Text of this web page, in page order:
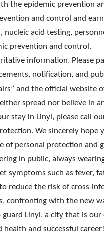
the epidemic prevention
and control and
nucleic acid testing,
prevention and control.
information. Please
notification, and
and the official website
spread nor believe in
stay in Linyi, please call
We sincerely
of personal protection
in public, always
symptoms such as fever,
reduce the risk of cross-
confronting with the new
guard Linyi, a city that is our
health and successful career!